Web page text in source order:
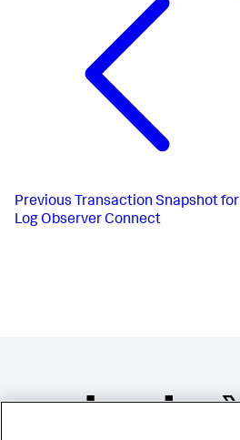
Previous Transaction Snapshot for
Log Observer Connect